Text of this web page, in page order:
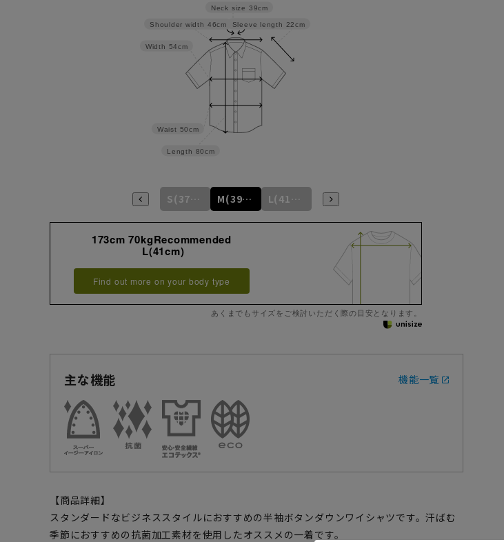
Sleeve length 22cm
Neck size 39cm
Length 80cm
Waist 50cm
Width 54cm
Shoulder width 46cm
S(37cm) M(39cm) L(41cm)
173cm 70kgRecommended
L(41cm)
Find out more on your body type
あくまでもサイズをご検討いただく際の目安となります。
主な機能 機能一覧
【商品詳細】
スタンダードなビジネススタイルにおすすめの半袖ボタンダウンワイシャツです。汗ばむ
季節におすすめの抗菌加工素材を使用したオススメの一着です。